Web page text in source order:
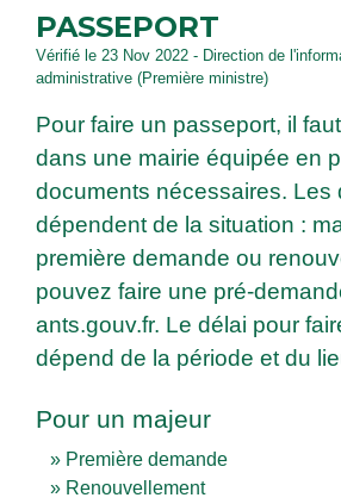
PASSEPORT
Vérifié le 23 Nov 2022 - Direction de
administrative (Première ministre)
Pour faire un passeport, il
dans une mairie équipée en
documents nécessaires. Les
dépendent de la situation :
première demande ou
pouvez faire une pré-
ants.gouv.fr. Le délai pour
dépend de la période et du
Pour un majeur
Première demande
Renouvellement